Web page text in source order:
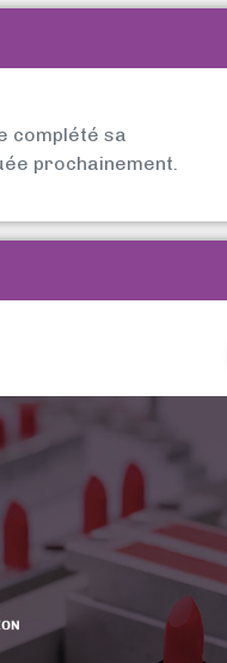
complété sa
prochainement.